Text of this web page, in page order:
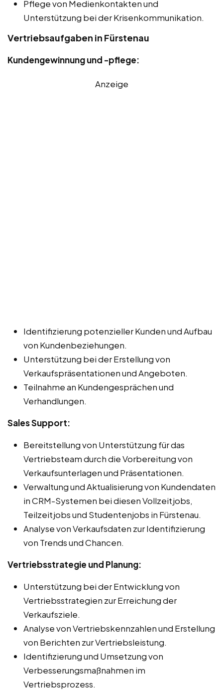
Pflege von Medienkontakten und
Unterstützung bei der Krisenkommunikation.
Vertriebsaufgaben in Fürstenau
Kundengewinnung und -pflege:
Anzeige
Identifizierung potenzieller Kunden und Aufbau
von Kundenbeziehungen.
Unterstützung bei der Erstellung von
Verkaufspräsentationen und Angeboten.
Teilnahme an Kundengesprächen und
Verhandlungen.
Sales Support:
Bereitstellung von Unterstützung für das
Vertriebsteam durch die Vorbereitung von
Verkaufsunterlagen und Präsentationen.
Verwaltung und Aktualisierung von Kundendaten
in CRM-Systemen bei diesen Vollzeitjobs,
Teilzeitjobs und Studentenjobs in Fürstenau.
Analyse von Verkaufsdaten zur Identifizierung
von Trends und Chancen.
Vertriebsstrategie und Planung:
Unterstützung bei der Entwicklung von
Vertriebsstrategien zur Erreichung der
Verkaufsziele.
Analyse von Vertriebskennzahlen und Erstellung
von Berichten zur Vertriebsleistung.
Identifizierung und Umsetzung von
Verbesserungsmaßnahmen im
Vertriebsprozess.